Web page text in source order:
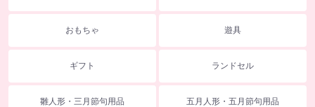
おもちゃ 遊具
ギフト ランドセル
雛人形・三月節句用品 五月人形・五月節句用品